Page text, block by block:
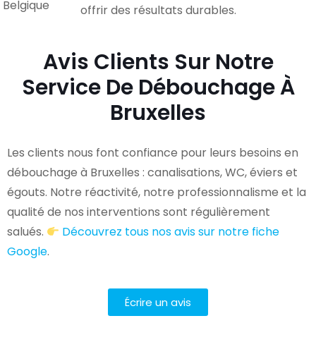
offrir des résultats durables.
Avis Clients Sur Notre
Service De Débouchage À
Bruxelles
Les clients nous font confiance pour leurs besoins en
débouchage à Bruxelles : canalisations, WC, éviers et
égouts. Notre réactivité, notre professionnalisme et la
qualité de nos interventions sont régulièrement
salués.
Découvrez tous nos avis sur notre fiche
Google.
Écrire un avis